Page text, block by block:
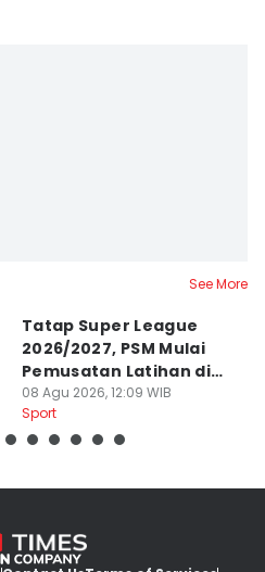
See More
Tatap Super League
2026/2027, PSM Mulai
Pemusatan Latihan di
Jogja
08 Agu 2026, 12:09 WIB
Sport